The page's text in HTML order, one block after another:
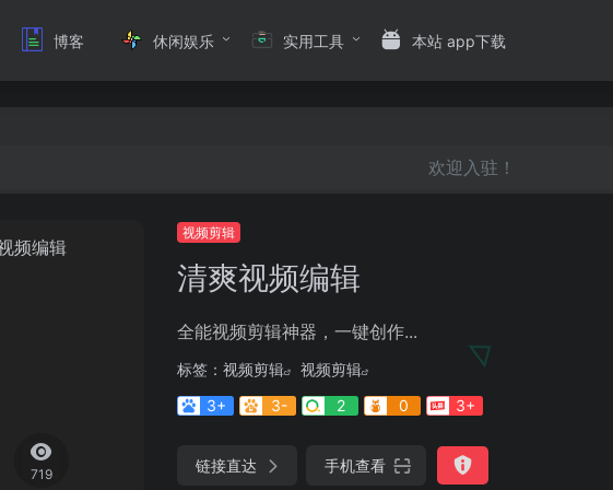
博客 休闲娱乐 实用工具 本站 app下载
欢迎入驻！
719
视频剪辑
清爽视频编辑
全能视频剪辑神器，一键创作...
标签： 视频剪辑
视频剪辑
3+
3- 2 0 3+
链接直达 手机查看